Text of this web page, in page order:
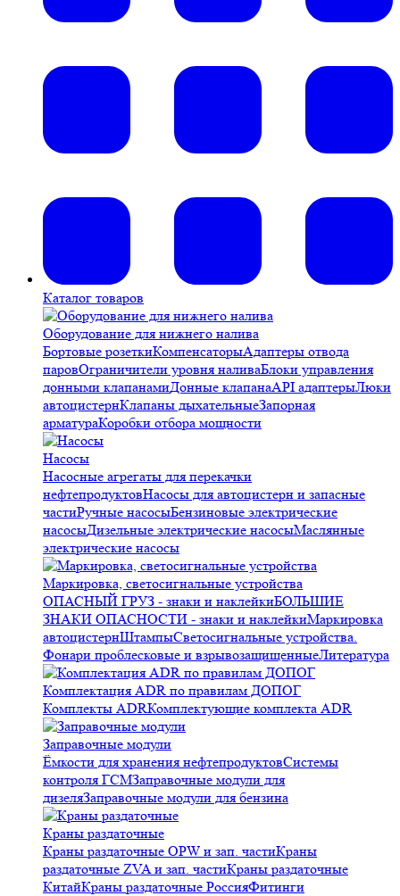
Каталог товаров
Оборудование для нижнего налива
Бортовые розеткиКомпенсаторыАдаптеры отвода
паровОграничители уровня наливаБлоки управления
донными клапанамиДонные клапанаAPI адаптерыЛюки
автоцистернКлапаны дыхательныеЗапорная
арматураКоробки отбора мощности
Насосы
Насосные агрегаты для перекачки
нефтепродуктовНасосы для автоцистерн и запасные
частиРучные насосыБензиновые электрические
насосыДизельные электрические насосыМаслянные
электрические насосы
Маркировка, светосигнальные устройства
ОПАСНЫЙ ГРУЗ - знаки и наклейкиБОЛЬШИЕ
ЗНАКИ ОПАСНОСТИ - знаки и наклейкиМаркировка
автоцистернШтампыСветосигнальные устройства.
Фонари проблесковые и взрывозащищенныеЛитература
Комплектация ADR по правилам ДОПОГ
Комплекты ADRКомплектующие комплекта ADR
Заправочные модули
Ёмкости для хранения нефтепродуктовСистемы
контроля ГСМЗаправочные модули для
дизеляЗаправочные модули для бензина
Краны раздаточные
Краны раздаточные OPW и зап. частиКраны
раздаточные ZVA и зап. частиКраны раздаточные
КитайКраны раздаточные РоссияФитинги